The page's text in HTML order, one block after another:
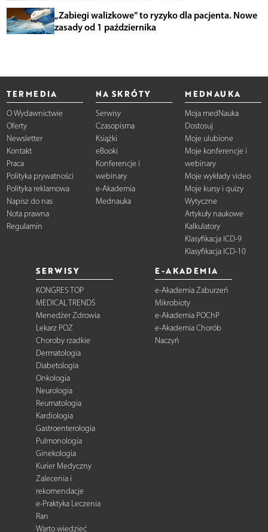
„Zabiegi walizkowe” to ryzyko dla pacjenta. Nowe
zasady od 1 października
TERMEDIA
O Wydawnictwie
Oferty
Newsletter
Kontakt
Praca
Polityka prywatności
Polityka reklamowa
Napisz do nas
Nota prawna
Regulamin
NA SKRÓTY
Serwisy
Czasopisma
Książki
eBooki
Konferencje i
webinary
e-Akademia
Mednauka
MEDNAUKA
Moja medNauka
Dostosuj
Moje ulubione
Moje konferencje i
webinary
Moje wykłady video
Moje kursy i quizy
Wytyczne
Artykuły naukowe
Kalkulatory
Klasyfikacja ICD-9
Klasyfikacja ICD-10
SERWISY
KONGRES TOP
MEDICAL TRENDS
Menedżer Zdrowia
Lekarz POZ
Choroby rzadkie
Dermatologia
Diabetologia
Onkologia
Neurologia
Reumatologia
Kardiologia
Gastroenterologia
Pulmonologia
Ginekologia
Kurier Medyczny
Zalecenia i
rekomendacje
e-Praktyka Leczenia
Ran
Warto wiedzieć
E-AKADEMIA
e-Akademia Zaburzeń
Mikrobioty
e-Akademia POChP
e-Akademia Chorób
Naczyń